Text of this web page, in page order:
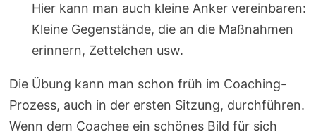
Hier kann man auch kleine Anker vereinbaren:
Kleine Gegenstände, die an die Maßnahmen
erinnern, Zettelchen usw.
Die Übung kann man schon früh im Coaching-
Prozess, auch in der ersten Sitzung, durchführen.
Wenn dem Coachee ein schönes Bild für sich